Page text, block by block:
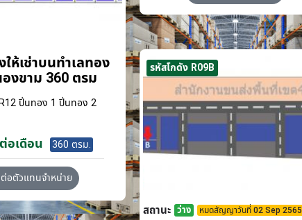
ให้เช่าบนทำเลทอง
งขาม 360 ตรม
ปิ่นทอง 1 ปิ่นทอง 2
อเดือน 360 ตรม.
อตัวแทนจำหน่าย
รหัสโกดัง R09B
สถานะ ว่าง หมดสัญญาวันที่ 02 Sep 2565